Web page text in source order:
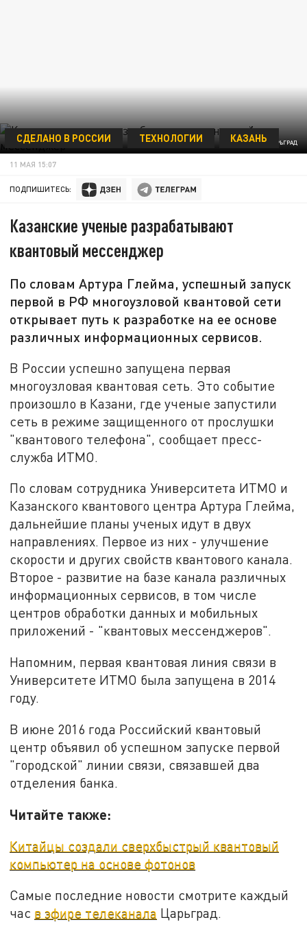
ФОТО: ЦАРЬГРАД
СДЕЛАНО В РОССИИ ТЕХНОЛОГИИ КАЗАНЬ
11 МАЯ 15:07
ПОДПИШИТЕСЬ:
Казанские ученые разрабатывают
квантовый мессенджер
По словам Артура Глейма, успешный запуск
первой в РФ многоузловой квантовой сети
открывает путь к разработке на ее основе
различных информационных сервисов.
В России успешно запущена первая
многоузловая квантовая сеть. Это событие
произошло в Казани, где ученые запустили
сеть в режиме защищенного от прослушки
"квантового телефона", сообщает пресс-
служба ИТМО.
По словам сотрудника Университета ИТМО и
Казанского квантового центра Артура Глейма,
дальнейшие планы ученых идут в двух
направлениях. Первое из них - улучшение
скорости и других свойств квантового канала.
Второе - развитие на базе канала различных
информационных сервисов, в том числе
центров обработки данных и мобильных
приложений - "квантовых мессенджеров".
Напомним, первая квантовая линия связи в
Университете ИТМО была запущена в 2014
году.
В июне 2016 года Российский квантовый
центр объявил об успешном запуске первой
"городской" линии связи, связавшей два
отделения банка.
Читайте также:
Китайцы создали сверхбыстрый квантовый
компьютер на основе фотонов
Самые последние новости смотрите каждый
час в эфире телеканала Царьград.